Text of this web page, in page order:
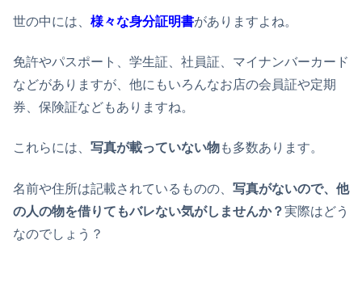
世の中には、 様々な身分証明書がありますよね。
免許やパスポート、学生証、社員証、マイナンバーカード
などがありますが、他にもいろんなお店の会員証や定期
券、保険証などもありますね。
これらには、 写真が載っていない物も多数あります。
名前や住所は記載されているものの、 写真がないので、他
の人の物を借りてもバレない気がしませんか？実際はどう
なのでしょう？